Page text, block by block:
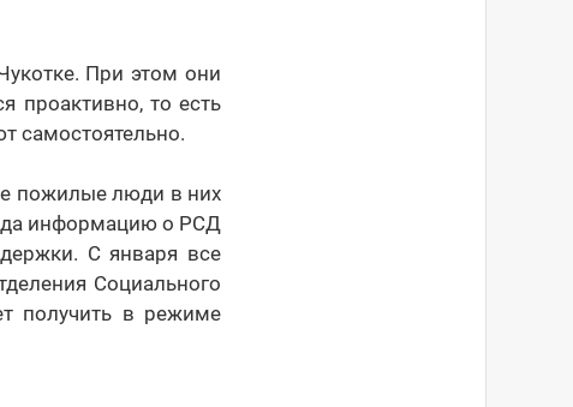
При этом они
проактивно, то есть
самостоятельно.
пожилые люди в них
информацию о РСД
С января все
Социального
получить в режиме